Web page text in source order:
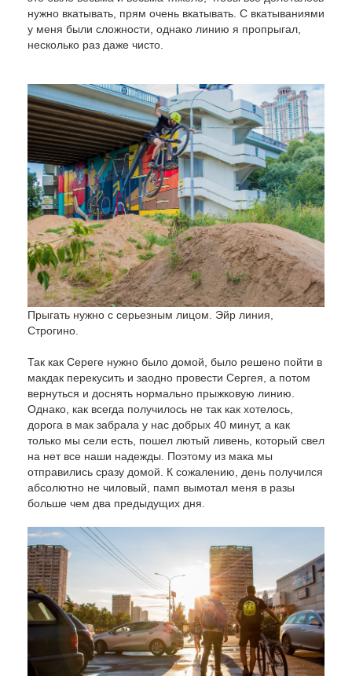
нужно вкатывать, прям очень вкатывать. С вкатываниями
у меня были сложности, однако линию я пропрыгал,
несколько раз даже чисто.
Прыгать нужно с серьезным лицом. Эйр линия,
Строгино.
Так как Сереге нужно было домой, было решено пойти в
макдак перекусить и заодно провести Сергея, а потом
вернуться и доснять нормально прыжковую линию.
Однако, как всегда получилось не так как хотелось,
дорога в мак забрала у нас добрых 40 минут, а как
только мы сели есть, пошел лютый ливень, который свел
на нет все наши надежды. Поэтому из мака мы
отправились сразу домой. К сожалению, день получился
абсолютно не чиловый, памп вымотал меня в разы
больше чем два предыдущих дня.